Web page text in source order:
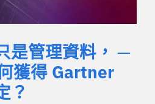
是管理資料， ─
獲得 Gartner
？